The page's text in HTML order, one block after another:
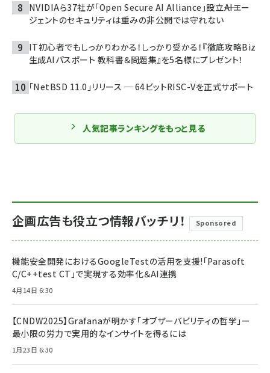
NVIDIAら37社が「Open Secure AI Alliance」設立――AIエー
ジェントのセキュリティは重みの非公開では守れない
IT初心者でもしっかりわかる！しっかり受かる！『徹底攻略Biz
生成AIパスポート 教科書＆問題集』を5名様にプレゼント！
「NetBSD 11.0」リリース ─ 64ビットRISC-Vを正式サポート
人気記事ランキングをもっと見る
企画広告も役立つ情報バッチリ！ Sponsored
機能安全開発におけるGoogleTestの活用を支援!「Parasoft
C/C++test CT」で実現する効率化＆AI連携
4月14日 6:30
【CNDW2025】Grafanaが明かす「オブザーバビリティの哲学」ー
最小限の労力で実用的なインサイトを得るには
1月23日 6:30